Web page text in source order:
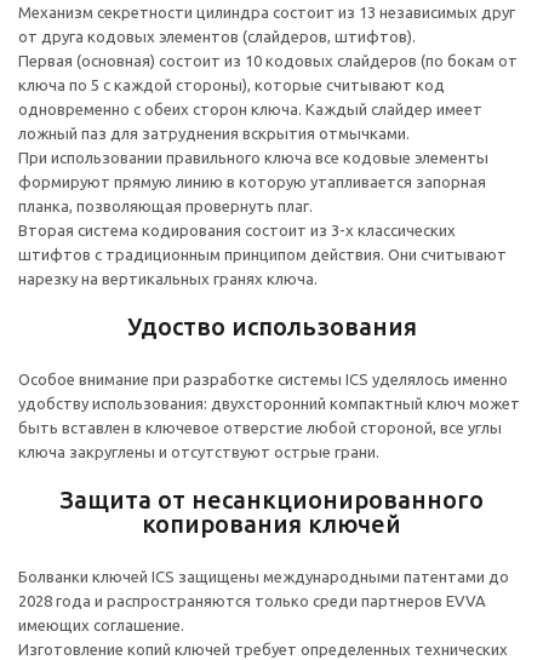
Механизм секретности цилиндра состоит из 13 независимых друг
от друга кодовых элементов (слайдеров, штифтов).
Первая (основная) состоит из 10 кодовых слайдеров (по бокам от
ключа по 5 с каждой стороны), которые считывают код
одновременно с обеих сторон ключа. Каждый слайдер имеет
ложный паз для затруднения вскрытия отмычками.
При использовании правильного ключа все кодовые элементы
формируют прямую линию в которую утапливается запорная
планка, позволяющая провернуть плаг.
Вторая система кодирования состоит из 3-х классических
штифтов с традиционным принципом действия. Они считывают
нарезку на вертикальных гранях ключа.
Удоство использования
Особое внимание при разработке системы ICS уделялось именно
удобству использования: двухсторонний компактный ключ может
быть вставлен в ключевое отверстие любой стороной, все углы
ключа закруглены и отсутствуют острые грани.
Защита от несанкционированного
копирования ключей
Болванки ключей ICS защищены международными патентами до
2028 года и распространяются только среди партнеров EVVA
имеющих соглашение.
Изготовление копий ключей требует определенных технических